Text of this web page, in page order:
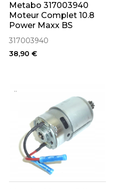
Metabo 317003940
Moteur Complet 10.8
Power Maxx BS
317003940
38,90 €
..